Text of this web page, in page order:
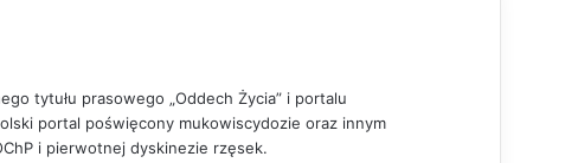
tytułu prasowego „Oddech Życia” i portalu
portal poświęcony mukowiscydozie oraz innym
i pierwotnej dyskinezie rzęsek.